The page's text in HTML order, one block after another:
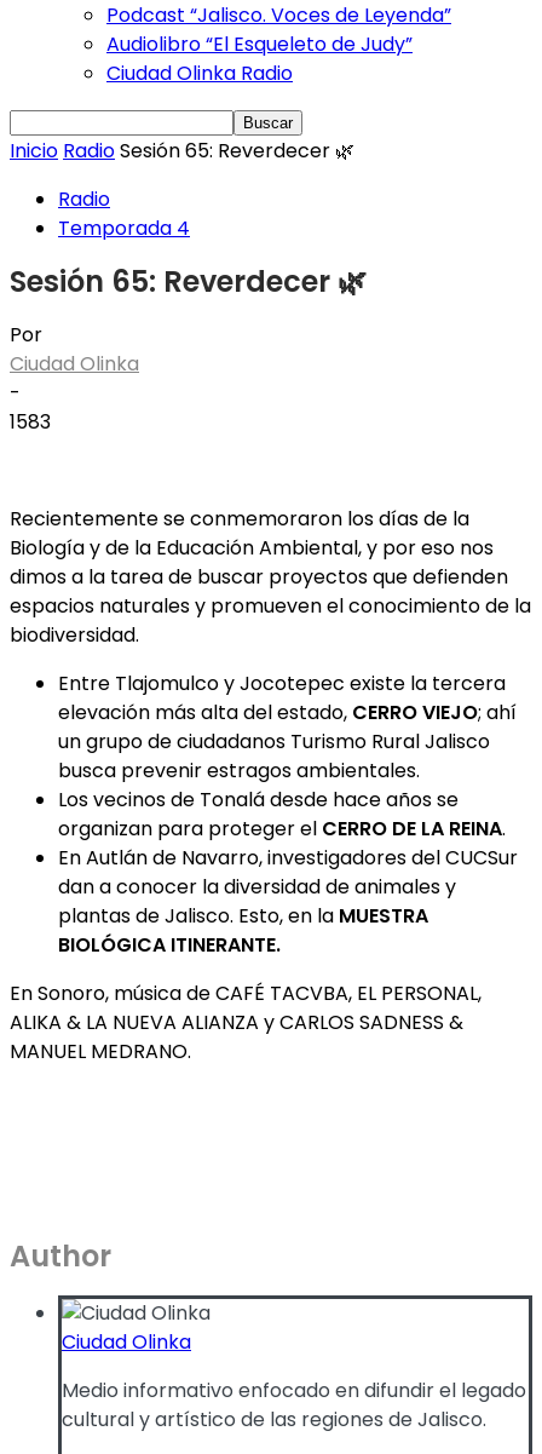
Podcast “Jalisco. Voces de Leyenda”
Audiolibro “El Esqueleto de Judy”
Ciudad Olinka Radio
Inicio RadioSesión 65: Reverdecer 🌿
Radio
Temporada 4
Sesión 65: Reverdecer 🌿
Por
Ciudad Olinka
-
1583
Recientemente se conmemoraron los días de la
Biología y de la Educación Ambiental, y por eso nos
dimos a la tarea de buscar proyectos que defienden
espacios naturales y promueven el conocimiento de la
biodiversidad.
Entre Tlajomulco y Jocotepec existe la tercera
elevación más alta del estado, CERRO VIEJO; ahí
un grupo de ciudadanos Turismo Rural Jalisco
busca prevenir estragos ambientales.
Los vecinos de Tonalá desde hace años se
organizan para proteger el CERRO DE LA REINA.
En Autlán de Navarro, investigadores del CUCSur
dan a conocer la diversidad de animales y
plantas de Jalisco. Esto, en la MUESTRA
BIOLÓGICA ITINERANTE.
En Sonoro, música de CAFÉ TACVBA, EL PERSONAL,
ALIKA & LA NUEVA ALIANZA y CARLOS SADNESS &
MANUEL MEDRANO.
Author
Ciudad Olinka
Medio informativo enfocado en difundir el legado
cultural y artístico de las regiones de Jalisco.